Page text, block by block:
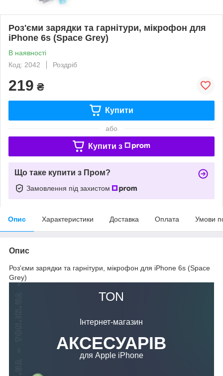
Роз'єми зарядки та гарнітури, мікрофон для
iPhone 6s (Space Grey)
В наявності
Код: 2042
Роздріб
219 ₴
Купити
або
Купити з
Що таке купити з Пром?
Замовлення під захистом
Опис Характеристики Доставка Оплата Умови
Опис
Роз'єми зарядки та гарнітури, мікрофон для iPhone 6s (Space
Grey)
ТОN
Інтернет-магазин
АКСЕСУАРІВ
для Apple iPhone